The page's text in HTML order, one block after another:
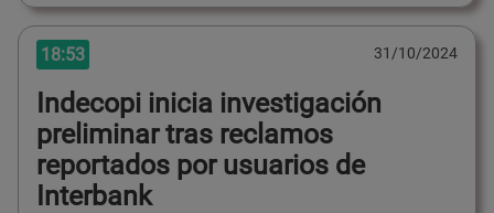
18:53 31/10/2024
Indecopi inicia investigación
preliminar tras reclamos
reportados por usuarios de
Interbank